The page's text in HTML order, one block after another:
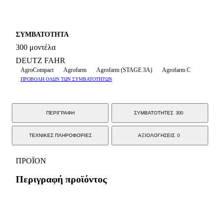
ΣΥΜΒΑΤΟΤΗΤΑ
300 μοντέλα
DEUTZ FAHR
AgroCompact Agrofarm Agrofarm (STAGE 3A) Agrofarm C
ΠΡΟΒΟΛΗ ΟΛΩΝ ΤΩΝ ΣΥΜΒΑΤΟΤΗΤΩΝ
ΠΕΡΙΓΡΑΦΗ ΣΥΜΒΑΤΟΤΗΤΕΣ 300
ΤΕΧΝΙΚΕΣ ΠΛΗΡΟΦΟΡΙΕΣ ΑΞΙΟΛΟΓΗΣΕΙΣ 0
ΠΡΟΪΟΝ
Περιγραφή προϊόντος